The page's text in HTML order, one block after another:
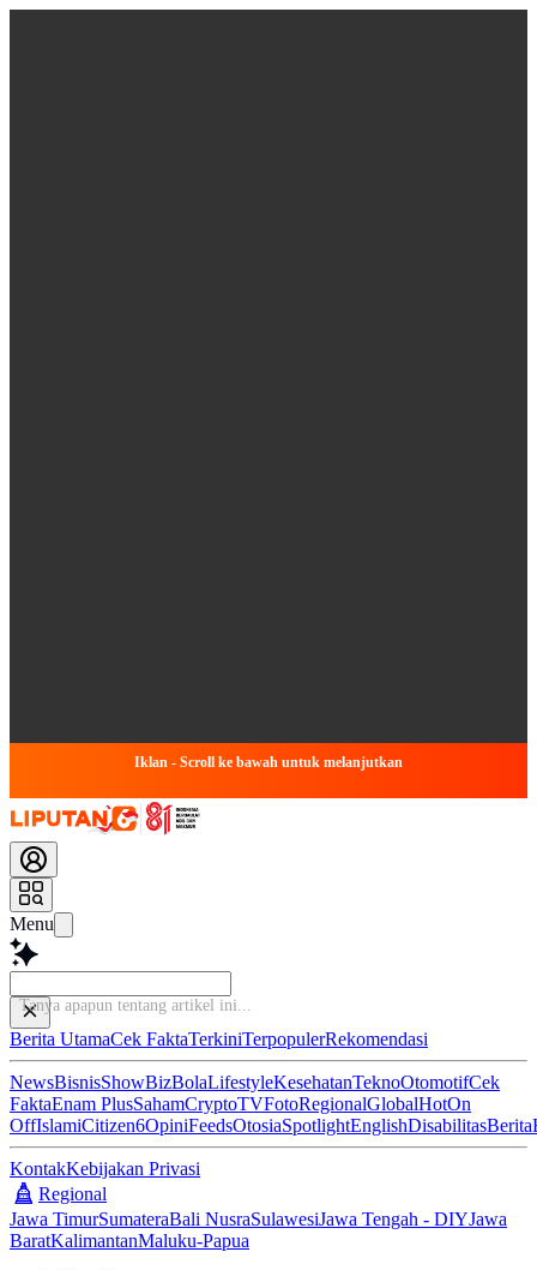
Iklan - Scroll ke bawah untuk melanjutkan
Menu
Tanya apapun tentang artikel ini..
Berita UtamaCek FaktaTerkiniTerpopulerRekomendasi
NewsBisnisShowBizBolaLifestyleKesehatanTeknoOtomotifCek
FaktaEnam PlusSahamCryptoTVFotoRegionalGlobalHotOn
OffIslamiCitizen6OpiniFeedsOtosiaSpotlightEnglishDisabilitasBerita
KontakKebijakan Privasi
Regional
Jawa TimurSumateraBali NusraSulawesiJawa Tengah - DIYJawa
BaratKalimantanMaluku-Papua